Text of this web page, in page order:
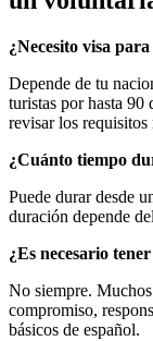
¿Necesito visa
Depende de tu
turistas por hasta 90
revisar los
¿Cuánto tiempo
Puede durar desde
duración depende
¿Es necesario
No siempre.
compromiso,
básicos de español.